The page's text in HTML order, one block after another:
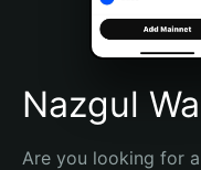
Português (Brasil)
Español (Argentina)
Nazgul
Are you looking for